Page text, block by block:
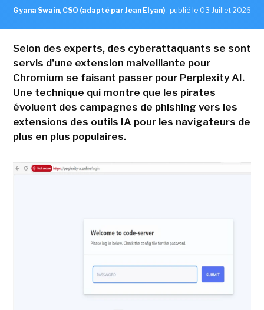
Gyana Swain, CSO (adapté par Jean Elyan) , publié le 03 Juillet 2026
Selon des experts, des cyberattaquants se sont
servis d'une extension malveillante pour
Chromium se faisant passer pour Perplexity AI.
Une technique qui montre que les pirates
évoluent des campagnes de phishing vers les
extensions des outils IA pour les navigateurs de
plus en plus populaires.